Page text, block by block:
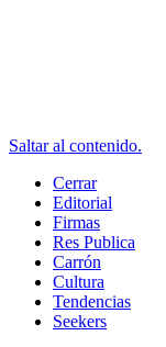
Saltar al contenido.
Cerrar
Editorial
Firmas
Res Publica
Carrón
Cultura
Tendencias
Seekers